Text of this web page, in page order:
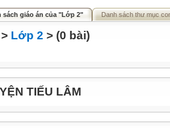
sách giáo án của "Lớp 2" Danh sách thư mục
> Lớp 2 > (0 bài)
TIẾU LÂM